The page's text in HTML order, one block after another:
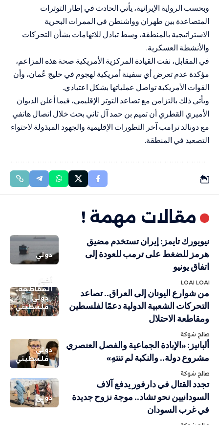
وبحسب الرواية الإيرانية، يأتي الحادث في إطار التوترات
المتصاعدة بين طهران وواشنطن في الممرات البحرية
الاستراتيجية بالمنطقة، وسط تبادل للاتهامات بشأن التحركات
والأنشطة العسكرية.
في المقابل، نفت القيادة المركزية الأمريكية صحة هذه المزاعم،
مؤكدة عدم تعرض أي سفينة أمريكية لهجوم في خليج عُمان، وأن
القوات الأمريكية تواصل عملياتها بشكل اعتيادي.
ويأتي ذلك بالتزامن مع تصاعد التوتر الإقليمي، فيما أعلن الديوان
الأميري القطري أن تميم بن حمد آل ثاني بحث خلال اتصال هاتفي
مع دونالد ترامب آخر التطورات الإقليمية والجهود المبذولة لاحتواء
التصعيد في المنطقة.
مقالات مهمة !
دولي
نيويورك تايمز: إيران تستخدم مضيق
هرمز للضغط على ترمب للعودة إلى
اتفاق يونيو
LOAI LOAI
أخبار
المقاطعة
دولي
فلسطيني
من شوارع اليونان إلى العراق.. تصاعد
التحركات الشعبية الدولية دعمًا لفلسطين
ومقاطعة الاحتلال
صالح شوكة
دولي
فلسطيني
ألبانيز: «الإبادة الجماعية والفصل العنصري
مشروع دولة.. والنكبة لم تنتهِ»
صالح شوكة
دولي
تجدد القتال في دارفور يدفع آلاف
السودانيين نحو تشاد.. موجة نزوح جديدة
في غرب السودان